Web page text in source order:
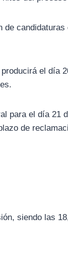
de
el día
el día 21
de
siendo las